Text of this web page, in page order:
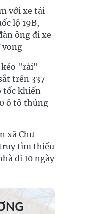
với xe tải
lộ 19B,
ông đi xe
vong
kéo "rải"
trên 337
tốc khiến
ô tô thủng
xã Chư
tìm thiếu
đi 10 ngày